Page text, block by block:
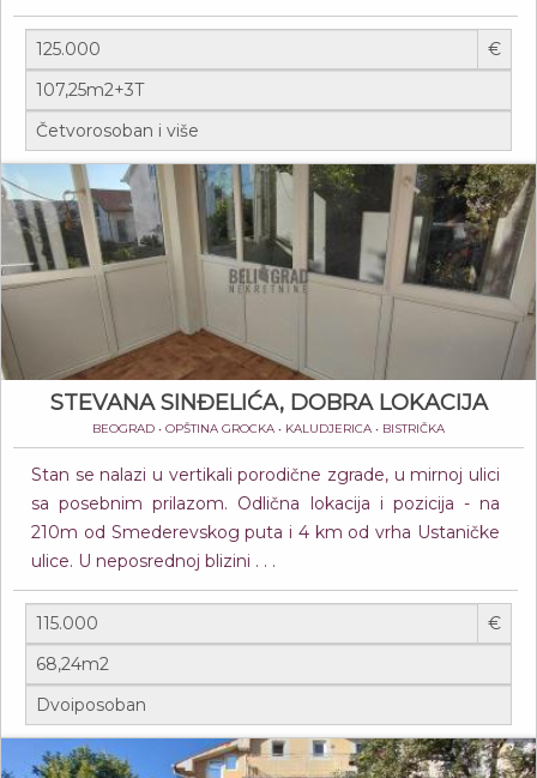
€
STEVANA SINĐELIĆA, DOBRA LOKACIJA
BEOGRAD • OPŠTINA GROCKA • KALUDJERICA • BISTRIČKA
Stan se nalazi u vertikali porodične zgrade, u mirnoj ulici
sa posebnim prilazom. Odlična lokacija i pozicija - na
210m od Smederevskog puta i 4 km od vrha Ustaničke
ulice. U neposrednoj blizini . . .
€